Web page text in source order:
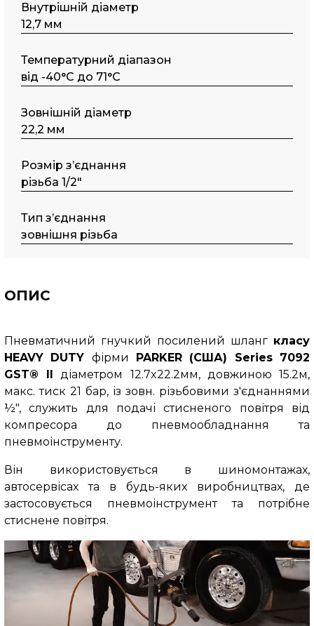
Внутрішній діаметр
12,7 мм
Температурний діапазон
від -40°C до 71°C
Зовнішній діаметр
22,2 мм
Розмір з’єднання
різьба 1/2"
Тип з’єднання
зовнішня різьба
ОПИС
Пневматичний гнучкий посилений шланг класу
HEAVY DUTY фірми PARKER (США) Series 7092
GST® II діаметром 12.7x22.2мм, довжиною 15.2м,
макс. тиск 21 бар, із зовн. різьбовими з'єднаннями
½", служить для подачі стисненого повітря від
компресора до пневмообладнання та
пневмоінструменту.
Він використовується в шиномонтажах,
автосервісах та в будь-яких виробництвах, де
застосовується пневмоінструмент та потрібне
стиснене повітря.